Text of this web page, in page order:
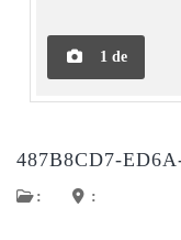
1 de
487B8CD7-
: :